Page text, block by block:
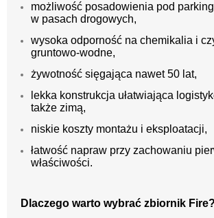
możliwość posadowienia pod
w pasach drogowych,
wysoka odporność na chemikalia i
gruntowo-wodne,
żywotność sięgająca nawet 50 lat,
lekka konstrukcja ułatwiająca
także zimą,
niskie koszty montażu i eksploatacji,
łatwość napraw przy zachowaniu
właściwości.
Dlaczego warto wybrać zbiornik Fire?